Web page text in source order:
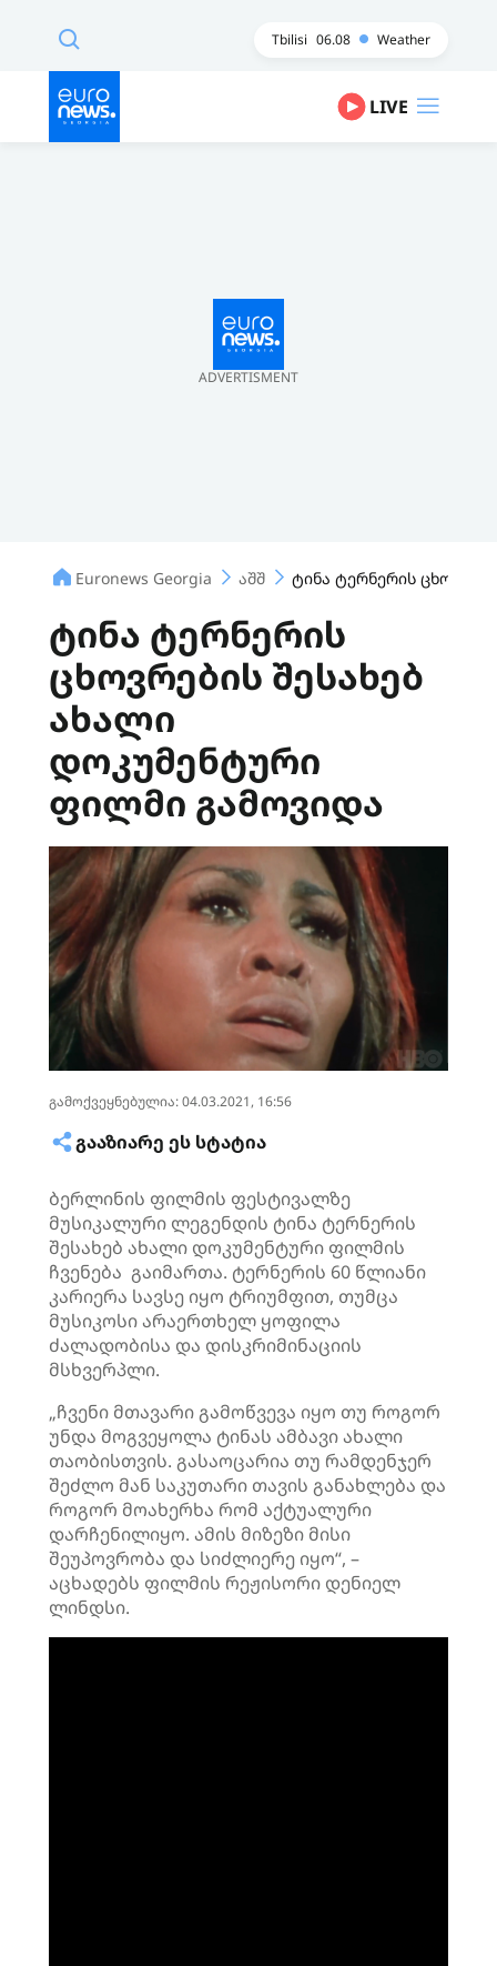
Tbilisi 06.08 Weather
LIVE
ADVERTISMENT
Euronews Georgia აშშ ტინა ტერნერის
ტინა ტერნერის
ცხოვრების შესახებ
ახალი
დოკუმენტური
ფილმი გამოვიდა
გამოქვეყნებულია: 04.03.2021, 16:56
ᲒᲐᲐᲖᲘᲐᲠᲔ ᲔᲡ ᲡᲢᲐᲢᲘᲐ
ბერლინის ფილმის ფესტივალზე
მუსიკალური ლეგენდის ტინა ტერნერის
შესახებ ახალი დოკუმენტური ფილმის
ჩვენება გაიმართა. ტერნერის 60 წლიანი
კარიერა სავსე იყო ტრიუმფით, თუმცა
მუსიკოსი არაერთხელ ყოფილა
ძალადობისა და დისკრიმინაციის
მსხვერპლი.
„ჩვენი მთავარი გამოწვევა იყო თუ როგორ
უნდა მოგვეყოლა ტინას ამბავი ახალი
თაობისთვის. გასაოცარია თუ რამდენჯერ
შეძლო მან საკუთარი თავის განახლება და
როგორ მოახერხა რომ აქტუალური
დარჩენილიყო. ამის მიზეზი მისი
შეუპოვრობა და სიძლიერე იყო“, –
აცხადებს ფილმის რეჟისორი დენიელ
ლინდსი.